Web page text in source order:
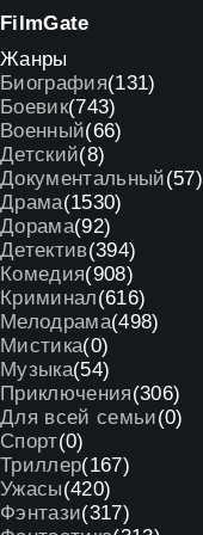
FilmGate
Жанры
Биография(131)
Боевик(743)
Военный(66)
Детский(8)
Документальный(57)
Драма(1530)
Дорама(92)
Детектив(394)
Комедия(908)
Криминал(616)
Мелодрама(498)
Мистика(0)
Музыка(54)
Приключения(306)
Для всей семьи(0)
Спорт(0)
Триллер(167)
Ужасы(420)
Фэнтази(317)